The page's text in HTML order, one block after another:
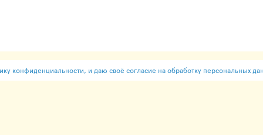
конфиденциальности, и даю своё согласие на обработку персональных